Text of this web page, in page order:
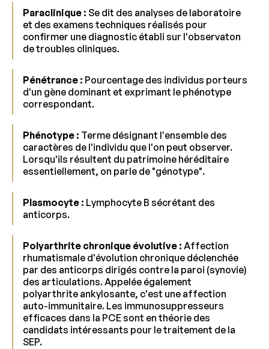
Paraclinique : Se dit des analyses de laboratoire
et des examens techniques réalisés pour
confirmer une diagnostic établi sur l'observaton
de troubles cliniques.
Pénétrance : Pourcentage des individus porteurs
d'un gène dominant et exprimant le phénotype
correspondant.
Phénotype : Terme désignant l'ensemble des
caractères de l'individu que l'on peut observer.
Lorsqu'ils résultent du patrimoine héréditaire
essentiellement, on parle de "génotype".
Plasmocyte : Lymphocyte B sécrétant des
anticorps.
Polyarthrite chronique évolutive : Affection
rhumatismale d'évolution chronique déclenchée
par des anticorps dirigés contre la paroi (synovie)
des articulations. Appelée également
polyarthrite ankylosante, c'est une affection
auto-immunitaire. Les immunosuppresseurs
efficaces dans la PCE sont en théorie des
candidats intéressants pour le traitement de la
SEP.